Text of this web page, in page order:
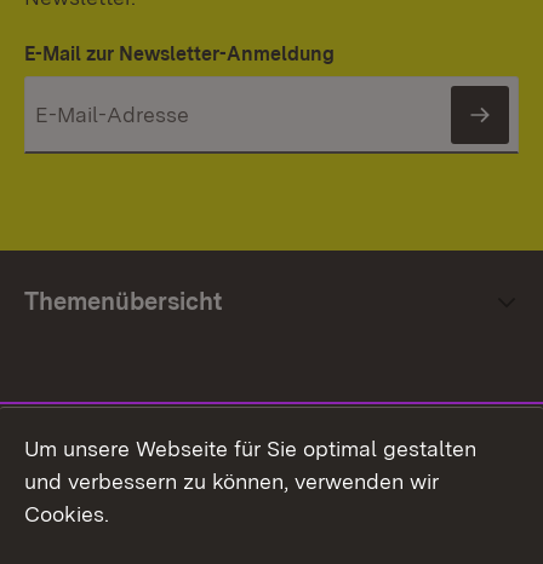
E-Mail zur Newsletter-Anmeldung
Themenübersicht
Facebook
Um unsere Webseite für Sie optimal gestalten
und verbessern zu können, verwenden wir
Cookies.